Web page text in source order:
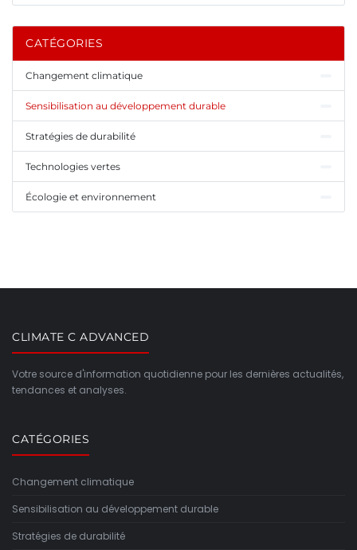
CATÉGORIES
Changement climatique
Sensibilisation au développement durable
Stratégies de durabilité
Technologies vertes
Écologie et environnement
CLIMATE C ADVANCED
Votre source d'information quotidienne pour les dernières actualités,
tendances et analyses.
CATÉGORIES
Changement climatique
Sensibilisation au développement durable
Stratégies de durabilité